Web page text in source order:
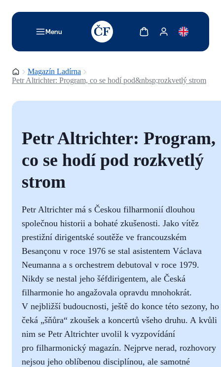
Menu
TODO: Add description for reader
Zobrazit košíkZobrazit můj účet
Domovská stránka
Magazín Ladírna
Petr Altrichter: Program, co se hodí pod&nbsp;rozkvetlý strom
Petr Altrichter: Program,
co se hodí pod rozkvetlý
strom
Petr Altrichter má s Českou filharmonií dlouhou
společnou historii a bohaté zkušenosti. Jako vítěz
prestižní dirigentské soutěže ve francouzském
Besançonu v roce 1976 se stal asistentem Václava
Neumanna a s orchestrem debutoval v roce 1979.
Nikdy se nestal jeho šéfdirigentem, ale Česká
filharmonie ho angažovala opravdu mnohokrát.
V nejbližší budoucnosti, ještě do konce této sezony, ho
čeká „šňůra“ zkoušek a koncertů všeho druhu. A kvůli
nim se Petr Altrichter uvolil k vyzpovídání
pro filharmonický magazín. Nejprve nerad, rozhovory
nejsou jeho oblíbenou disciplínou, ale samotné